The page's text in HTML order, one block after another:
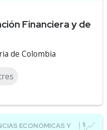
Financiera y de
de Colombia